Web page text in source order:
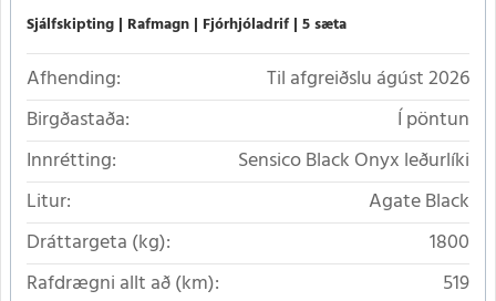
Sjálfskipting Rafmagn Fjórhjóladrif 5 sæta
Afhending:
Til afgreiðslu ágúst 2026
Birgðastaða:
Í pöntun
Innrétting:
Sensico Black Onyx leðurlíki
Litur:
Agate Black
Dráttargeta (kg):
1800
Rafdrægni allt að (km):
519